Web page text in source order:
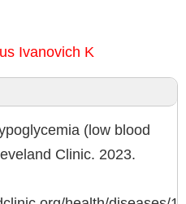
Ivanovich K
(low blood
Clinic. 2023.